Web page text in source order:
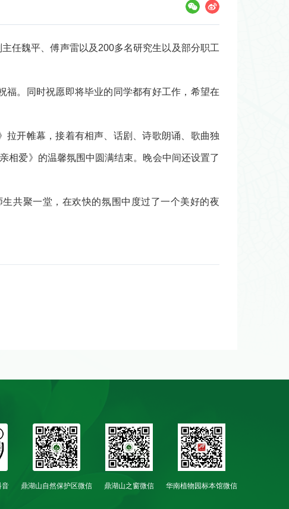
任魏平、傅声雷以及200多名研究生以及部分职工
。同时祝愿即将毕业的同学都有好工作，希望在
开帷幕，接着有相声、话剧、诗歌朗诵、歌曲独
相爱》的温馨氛围中圆满结束。晚会中间还设置了
共聚一堂，在欢快的氛围中度过了一个美好的夜
音 鼎湖山自然保护区微信 鼎湖山之窗微信 华南植物园标本馆微信